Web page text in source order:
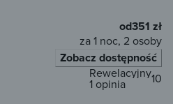
od351 zł
za 1 noc, 2 osoby
Zobacz dostępność
10
Rewelacyjny
1 opinia